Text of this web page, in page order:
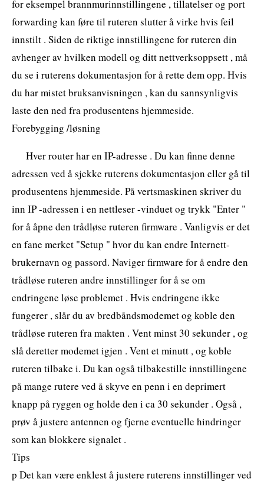
for eksempel brannmurinnstillingene , tillatelser og port
forwarding kan føre til ruteren slutter å virke hvis feil
innstilt . Siden de riktige innstillingene for ruteren din
avhenger av hvilken modell og ditt nettverksoppsett , må
du se i ruterens dokumentasjon for å rette dem opp. Hvis
du har mistet bruksanvisningen , kan du sannsynligvis
laste den ned fra produsentens hjemmeside.
Forebygging /løsning
Hver router har en IP-adresse . Du kan finne denne
adressen ved å sjekke ruterens dokumentasjon eller gå til
produsentens hjemmeside. På vertsmaskinen skriver du
inn IP -adressen i en nettleser -vinduet og trykk "Enter "
for å åpne den trådløse ruteren firmware . Vanligvis er det
en fane merket "Setup " hvor du kan endre Internett-
brukernavn og passord. Naviger firmware for å endre den
trådløse ruteren andre innstillinger for å se om
endringene løse problemet . Hvis endringene ikke
fungerer , slår du av bredbåndsmodemet og koble den
trådløse ruteren fra makten . Vent minst 30 sekunder , og
slå deretter modemet igjen . Vent et minutt , og koble
ruteren tilbake i. Du kan også tilbakestille innstillingene
på mange rutere ved å skyve en penn i en deprimert
knapp på ryggen og holde den i ca 30 sekunder . Også ,
prøv å justere antennen og fjerne eventuelle hindringer
som kan blokkere signalet .
Tips
p Det kan være enklest å justere ruterens innstillinger ved